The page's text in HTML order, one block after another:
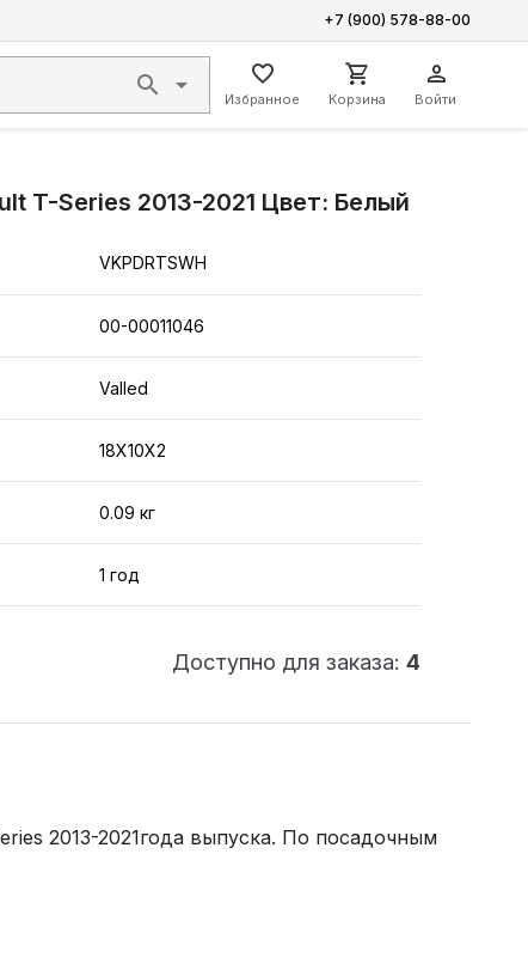
+7 (900) 578-88-00
Избранное Корзина Войти
T-Series 2013-2021 Цвет: Белый
VKPDRTSWH
00-00011046
Valled
18X10X2
0.09 кг
1 год
Доступно для заказа: 4
2013-2021года выпуска. По посадочным